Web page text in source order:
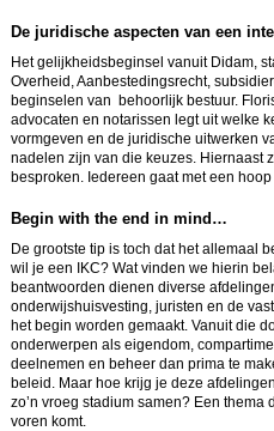
De juridische aspecten van een
Het gelijkheidsbeginsel vanuit Didam,
Overheid, Aanbestedingsrecht,
beginselen van behoorlijk bestuur.
advocaten en notarissen legt uit welke
vormgeven en de juridische uitwerken
nadelen zijn van die keuzes. Hiernaast
besproken. Iedereen gaat met een
Begin with the end in mind…
De grootste tip is toch dat het allemaal
wil je een IKC? Wat vinden we hierin
beantwoorden dienen diverse
onderwijshuisvesting, juristen en de
het begin worden gemaakt. Vanuit die
onderwerpen als eigendom,
deelnemen en beheer dan prima te
beleid. Maar hoe krijg je deze
zo’n vroeg stadium samen? Een
voren komt.